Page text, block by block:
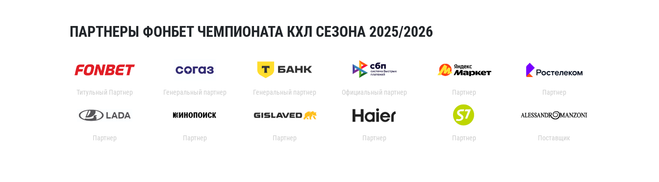
ПАРТНЕРЫ ФОНБЕТ ЧЕМПИОНАТА КХЛ СЕЗОНА 2025/2026
Титульный Партнер Генеральный партнер Генеральный партнер Официальный партнер Партнер Партнер
Партнер Партнер Партнер Партнер Партнер Поставщик